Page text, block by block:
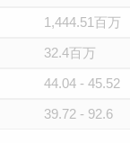
1,444.51百万
32.4百万
44.04 - 45.52
39.72 - 92.6